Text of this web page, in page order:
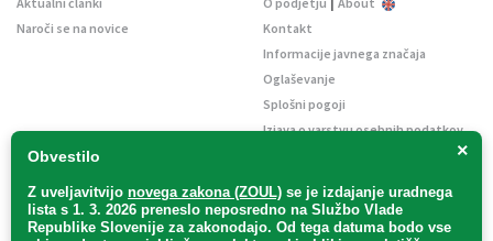
×
Obvestilo
Z uveljavitvijo novega zakona (ZOUL) se je izdajanje uradnega
lista s 1. 3. 2026 preneslo neposredno na Službo Vlade
Republike Slovenije za zakonodajo. Od tega datuma bodo vse
Naroči se na novice
Kontakt
Informacije javnega značaja
Oglaševanje
Splošni pogoji
Izjava o varstvu osebnih podatkov